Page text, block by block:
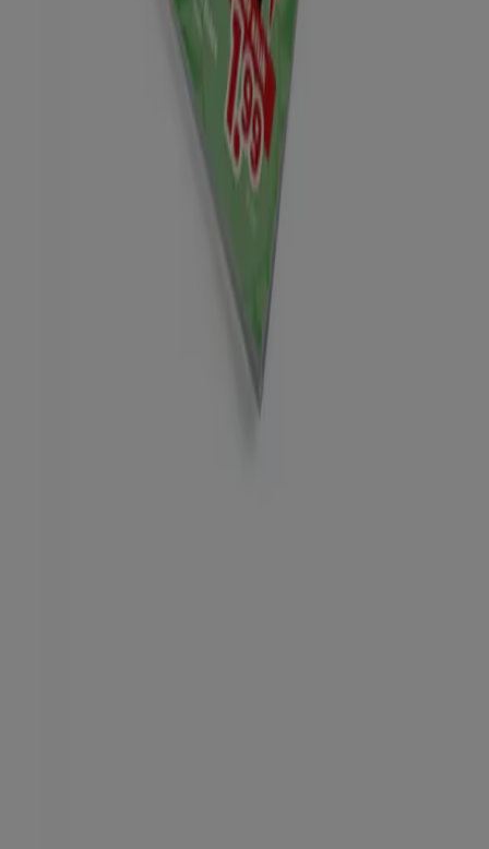
Zakelijke oplossingen
Marketing en bedrijfsaanvragen
Winkel verkeerd weergegeven op de kaart
Technische problemen en algemene feedback